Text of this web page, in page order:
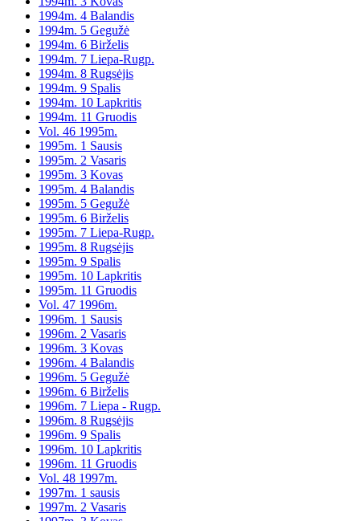
1994m. 4 Balandis
1994m. 5 Gegužė
1994m. 6 Birželis
1994m. 7 Liepa-Rugp.
1994m. 8 Rugsėjis
1994m. 9 Spalis
1994m. 10 Lapkritis
1994m. 11 Gruodis
Vol. 46 1995m.
1995m. 1 Sausis
1995m. 2 Vasaris
1995m. 3 Kovas
1995m. 4 Balandis
1995m. 5 Gegužė
1995m. 6 Birželis
1995m. 7 Liepa-Rugp.
1995m. 8 Rugsėjis
1995m. 9 Spalis
1995m. 10 Lapkritis
1995m. 11 Gruodis
Vol. 47 1996m.
1996m. 1 Sausis
1996m. 2 Vasaris
1996m. 3 Kovas
1996m. 4 Balandis
1996m. 5 Gegužė
1996m. 6 Birželis
1996m. 7 Liepa - Rugp.
1996m. 8 Rugsėjis
1996m. 9 Spalis
1996m. 10 Lapkritis
1996m. 11 Gruodis
Vol. 48 1997m.
1997m. 1 sausis
1997m. 2 Vasaris